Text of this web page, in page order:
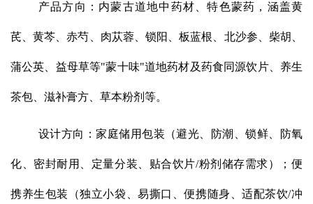
产品方向：内蒙古道地中药材、特色蒙药，涵盖黄
芪、黄芩、赤芍、肉苁蓉、锁阳、板蓝根、北沙参、柴胡、
蒲公英、益母草等"蒙十味"道地药材及药食同源饮片、养生
茶包、滋补膏方、草本粉剂等。
设计方向：家庭储用包装（避光、防潮、锁鲜、防氧
化、密封耐用、定量分装、贴合饮片/粉剂储存需求）；便
携养生包装（独立小袋、易撕口、便携随身、适配茶饮/冲